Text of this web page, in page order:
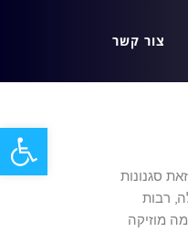
פתח
צור קשר
סגנונות
רבות
מוזיקה